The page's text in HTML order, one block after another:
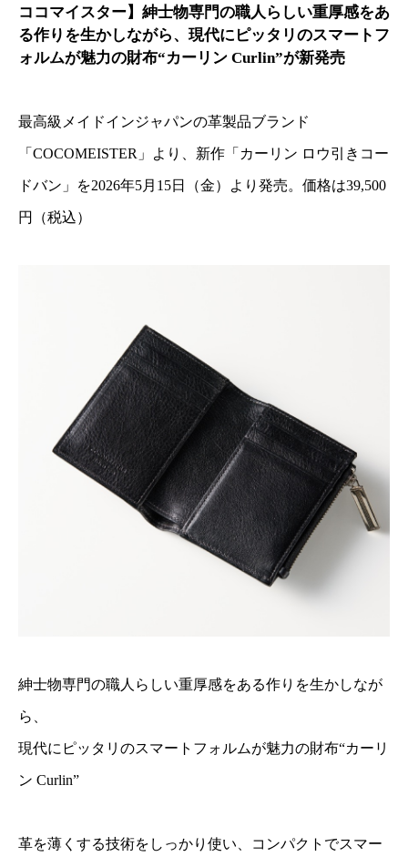
ココマイスター】紳士物専門の職人らしい重厚感をあ
る作りを生かしながら、現代にピッタリのスマートフ
ォルムが魅力の財布“カーリン Curlin”が新発売
最高級メイドインジャパンの革製品ブランド
「COCOMEISTER」より、新作「カーリン ロウ引きコー
ドバン」を2026年5月15日（金）より発売。価格は39,500
円（税込）
紳士物専門の職人らしい重厚感をある作りを生かしなが
ら、
現代にピッタリのスマートフォルムが魅力の財布“カーリ
ン Curlin”
革を薄くする技術をしっかり使い、コンパクトでスマー